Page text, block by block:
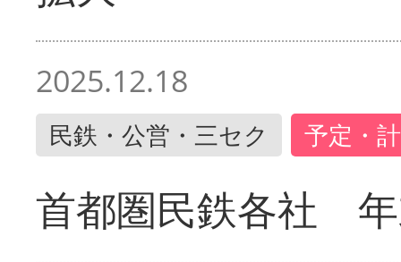
2025.12.18
民鉄・公営・三セク 予定・
首都圏民鉄各社